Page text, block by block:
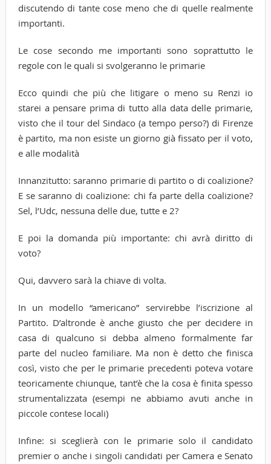
discutendo di tante cose meno che di quelle realmente
importanti.
Le cose secondo me importanti sono soprattutto le
regole con le quali si svolgeranno le primarie
Ecco quindi che più che litigare o meno su Renzi io
starei a pensare prima di tutto alla data delle primarie,
visto che il tour del Sindaco (a tempo perso?) di Firenze
è partito, ma non esiste un giorno già fissato per il voto,
e alle modalità
Innanzitutto: saranno primarie di partito o di coalizione?
E se saranno di coalizione: chi fa parte della coalizione?
Sel, l’Udc, nessuna delle due, tutte e 2?
E poi la domanda più importante: chi avrà diritto di
voto?
Qui, davvero sarà la chiave di volta.
In un modello “americano” servirebbe l’iscrizione al
Partito. D’altronde è anche giusto che per decidere in
casa di qualcuno si debba almeno formalmente far
parte del nucleo familiare. Ma non è detto che finisca
così, visto che per le primarie precedenti poteva votare
teoricamente chiunque, tant’è che la cosa è finita spesso
strumentalizzata (esempi ne abbiamo avuti anche in
piccole contese locali)
Infine: si sceglierà con le primarie solo il candidato
premier o anche i singoli candidati per Camera e Senato